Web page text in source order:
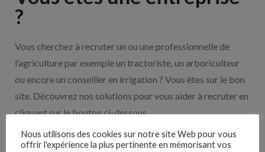
?
Vous cherchez à recruter un ou une professionnelle de
l’agriculture par exemple un tractoriste, un arboriculteur
ou encore un conseiller en irrigation ? Vous êtes sur le bon
site. Découvrez nos solutions pour vous aider à recruter en
cliquant sur le bouton ci-dessous.
Nos solutions entreprises
Nous utilisons des cookies sur notre site Web pour vous
offrir l'expérience la plus pertinente en mémorisant vos